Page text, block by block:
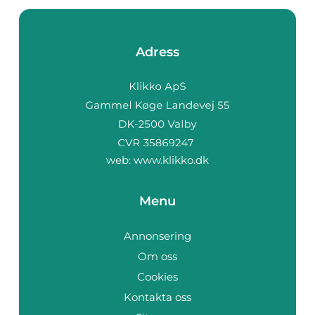
Adress
web: www.klikko.dk
Menu
Annonsering
Om oss
Cookies
Kontakta oss